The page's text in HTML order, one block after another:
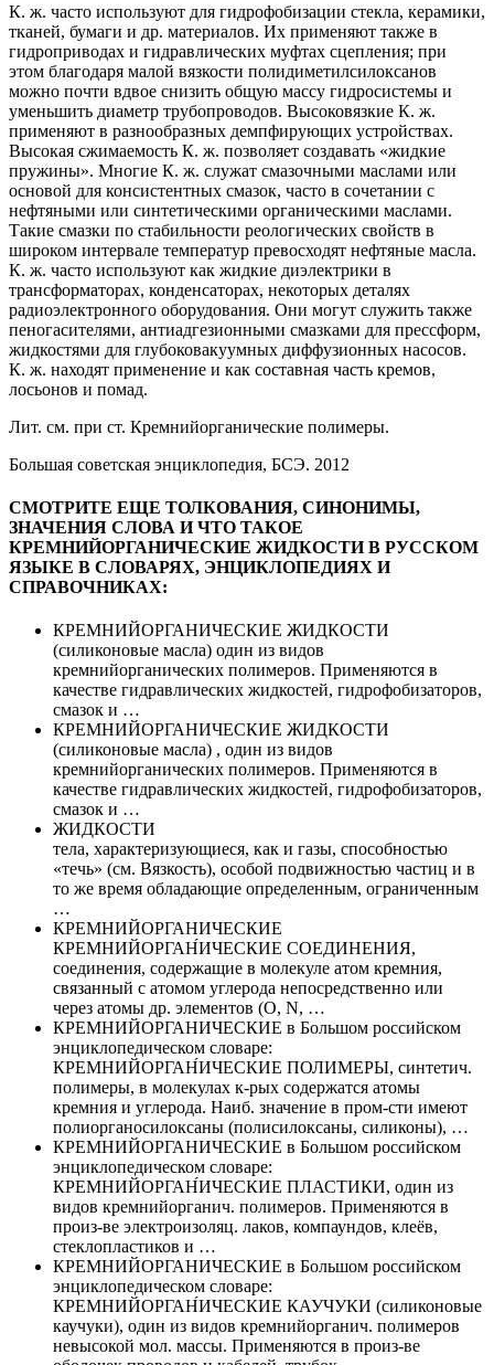
К. ж. часто используют для гидрофобизации стекла, керамики,
тканей, бумаги и др. материалов. Их применяют также в
гидроприводах и гидравлических муфтах сцепления; при
этом благодаря малой вязкости полидиметилсилоксанов
можно почти вдвое снизить общую массу гидросистемы и
уменьшить диаметр трубопроводов. Высоковязкие К. ж.
применяют в разнообразных демпфирующих устройствах.
Высокая сжимаемость К. ж. позволяет создавать «жидкие
пружины». Многие К. ж. служат смазочными маслами или
основой для консистентных смазок, часто в сочетании с
нефтяными или синтетическими органическими маслами.
Такие смазки по стабильности реологических свойств в
широком интервале температур превосходят нефтяные масла.
К. ж. часто используют как жидкие диэлектрики в
трансформаторах, конденсаторах, некоторых деталях
радиоэлектронного оборудования. Они могут служить также
пеногасителями, антиадгезионными смазками для прессформ,
жидкостями для глубоковакуумных диффузионных насосов.
К. ж. находят применение и как составная часть кремов,
лосьонов и помад.
Лит. см. при ст. Кремнийорганические полимеры.
Большая советская энциклопедия, БСЭ. 2012
СМОТРИТЕ ЕЩЕ ТОЛКОВАНИЯ, СИНОНИМЫ,
ЗНАЧЕНИЯ СЛОВА И ЧТО ТАКОЕ
КРЕМНИЙОРГАНИЧЕСКИЕ ЖИДКОСТИ В РУССКОМ
ЯЗЫКЕ В СЛОВАРЯХ, ЭНЦИКЛОПЕДИЯХ И
СПРАВОЧНИКАХ:
КРЕМНИЙОРГАНИЧЕСКИЕ ЖИДКОСТИ
(силиконовые масла) один из видов
кремнийорганических полимеров. Применяются в
качестве гидравлических жидкостей, гидрофобизаторов,
смазок и …
КРЕМНИЙОРГАНИЧЕСКИЕ ЖИДКОСТИ
(силиконовые масла) , один из видов
кремнийорганических полимеров. Применяются в
качестве гидравлических жидкостей, гидрофобизаторов,
смазок и …
ЖИДКОСТИ
тела, характеризующиеся, как и газы, способностью
«течь» (см. Вязкость), особой подвижностью частиц и в
то же время обладающие определенным, ограниченным
…
КРЕМНИЙОРГАНИЧЕСКИЕ
КРЕМНИЙОРГАН́ИЧЕСКИЕ СОЕДИНЕНИЯ,
соединения, содержащие в молекуле атом кремния,
связанный с атомом углерода непосредственно или
через атомы др. элементов (О, N, …
КРЕМНИЙОРГАНИЧЕСКИЕ в Большом российском
энциклопедическом словаре:
КРЕМНИЙОРГАН́ИЧЕСКИЕ ПОЛИМЕРЫ, синтетич.
полимеры, в молекулах к-рых содержатся атомы
кремния и углерода. Наиб. значение в пром-сти имеют
полиорганосилоксаны (полисилоксаны, силиконы), …
КРЕМНИЙОРГАНИЧЕСКИЕ в Большом российском
энциклопедическом словаре:
КРЕМНИЙОРГАН́ИЧЕСКИЕ ПЛАСТИКИ, один из
видов кремнийорганич. полимеров. Применяются в
произ-ве электроизоляц. лаков, компаундов, клеёв,
стеклопластиков и …
КРЕМНИЙОРГАНИЧЕСКИЕ в Большом российском
энциклопедическом словаре:
КРЕМНИЙОРГАН́ИЧЕСКИЕ КАУЧУКИ (силиконовые
каучуки), один из видов кремнийорганич. полимеров
невысокой мол. массы. Применяются в произ-ве